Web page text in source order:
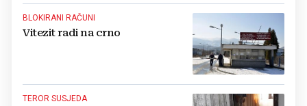
BLOKIRANI RAČUNI
Vitezit radi na crno
TEROR SUSJEDA